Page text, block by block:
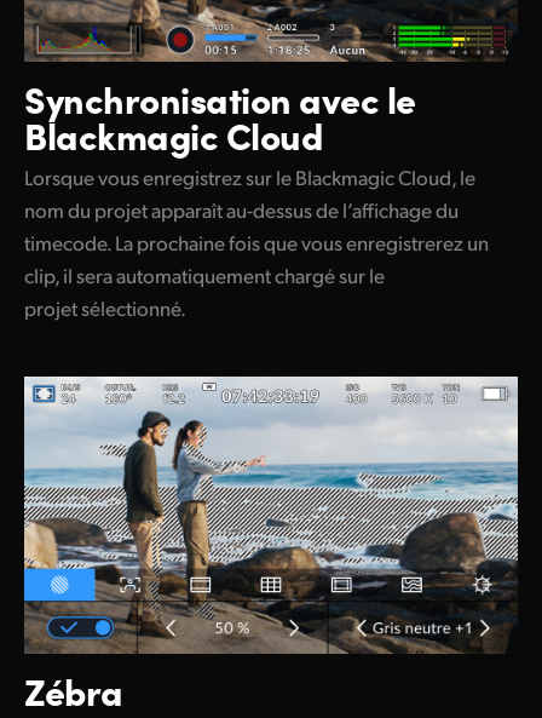
Synchronisation avec le
Blackmagic Cloud
Lorsque vous enregistrez sur le Blackmagic Cloud, le
nom du projet apparaît au-dessus de l’affichage du
timecode. La prochaine fois que vous enregistrerez un
clip, il sera automatiquement chargé sur le
projet sélectionné.
Zébra